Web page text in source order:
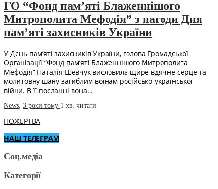
ГО “Фонд пам’яті Блаженнішого
Митрополита Мефодія” з нагоди Дня
пам’яті захисників України
У День пам’яті захисників України, голова Громадської
Організації “Фонд пам’яті Блаженнішого Митрополита
Мефодія” Наталія Шевчук висловила щире вдячне серце та
молитовну шану загиблим воїнам російсько-української
війни. В її посланні вона…
News, 3 роки тому 1 хв. читати
ПОЖЕРТВА
НАШ ТЕЛЕГРАМ
Соц.медіа
Категорії